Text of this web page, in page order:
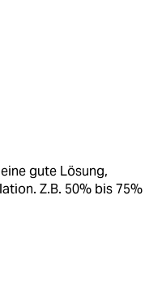
gute Lösung,
Z.B. 50% bis 75%